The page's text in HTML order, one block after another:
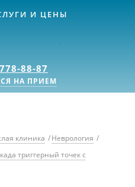
88-87
НА ПРИЕМ
И ЦЕНЫ
клиника /Неврология /
триггерный точек с